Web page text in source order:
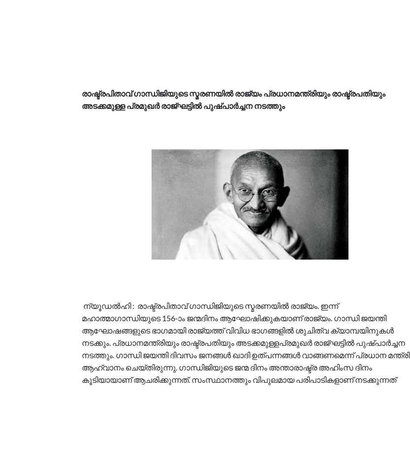
രാഷ്ട്രപിതാവ് ഗാന്ധിജിയുടെ സ്മരണയില്‍ രാജ്യം പ്രധാനമന്ത്രിയും രാഷ്ട്രപതിയും
അടക്കമുള്ള പ്രമുഖര്‍ രാജ്ഘട്ടില്‍ പുഷ്പാര്‍ച്ചന നടത്തും
ന്യൂഡല്‍ഹി : രാഷ്ട്രപിതാവ് ഗാന്ധിജിയുടെ സ്മരണയില്‍ രാജ്യം. ഇന്ന്
മഹാത്മാഗാന്ധിയുടെ 156-ാം ജന്മദിനം ആഘോഷിക്കുകയാണ് രാജ്യം. ഗാന്ധി ജയന്തി
ആഘോഷങ്ങളുടെ ഭാഗമായി രാജ്യത്ത് വിവിധ ഭാഗങ്ങളില്‍ ശുചിത്വ ക്യാമ്പയിനുകള്‍
നടക്കും. പ്രധാനമന്ത്രിയും രാഷ്ട്രപതിയും അടക്കമുള്ളപ്രമുഖര്‍ രാജ്ഘട്ടില്‍ പുഷ്പാര്‍ച്ചന
നടത്തും. ഗാന്ധി ജയന്തി ദിവസം ജനങ്ങള്‍ ഖാദി ഉത്പന്നങ്ങള്‍ വാങ്ങണമെന്ന് പ്രധാന മന്ത്രി
ആഹ്വാനം ചെയ്തിരുന്നു. ഗാന്ധിജിയുടെ ജന്മ ദിനം അന്താരാഷ്ട്ര അഹിംസ ദിനം
കൂടിയായാണ് ആചരിക്കുന്നത്. സംസ്ഥാനത്തും വിപുലമായ പരിപാടികളാണ് നടക്കുന്നത്